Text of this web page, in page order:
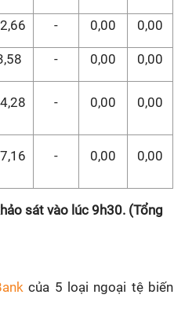
- 0,00 0,00
- 0,00 0,00
- 0,00 0,00
- 0,00 0,00
sát vào lúc 9h30. (Tổng
của 5 loại ngoại tệ biến